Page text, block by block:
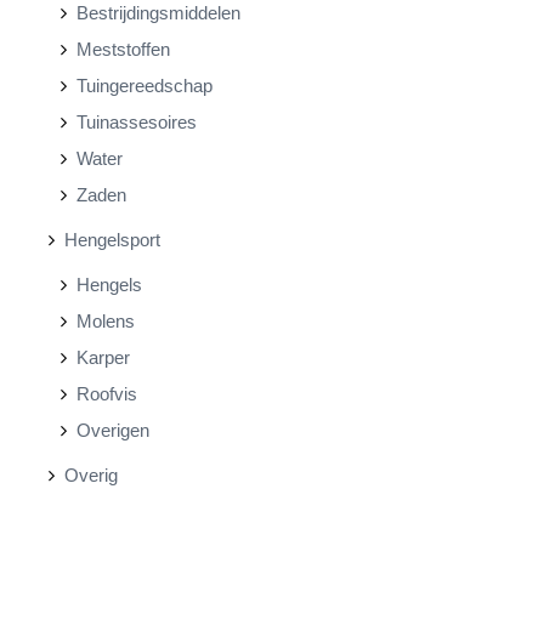
Bestrijdingsmiddelen
Meststoffen
Tuingereedschap
Tuinassesoires
Water
Zaden
Hengelsport
Hengels
Molens
Karper
Roofvis
Overigen
Overig